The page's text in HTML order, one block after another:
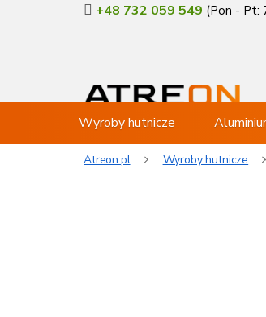
+48 732 059 549
Wyroby hutnicze
Atreon.pl Wyroby hutnicze